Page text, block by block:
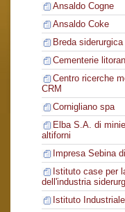
Ansaldo Cogne
Ansaldo Coke
Breda siderurgica
Cementerie
Centro ricerche
CRM
Cornigliano spa
Elba S.A. di
altiforni
Impresa Sebina
Istituto case per
dell'industria
Istituto